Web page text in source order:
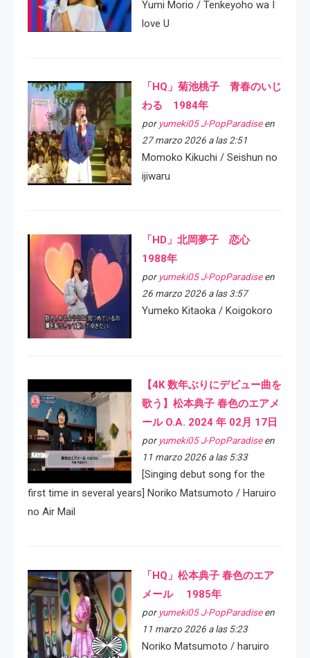
Yumi Morio / Tenkeyoho wa I
love U
「HQ」菊池桃子 青春のいじ
わる 1984年
por yumeki05 J-PopParadiseen
27 marzo 2026 a las 2:51
Momoko Kikuchi / Seishun no
ijiwaru
「HD」北岡夢子 恋心
1988年
por yumeki05 J-PopParadiseen
26 marzo 2026 a las 3:57
Yumeko Kitaoka / Koigokoro
【4K 数年ぶりにデビュー曲を
歌う】松本典子 春色のエアメ
ール O.A. 2024 年 02月 17日
por yumeki05 J-PopParadiseen
11 marzo 2026 a las 5:33
[Singing debut song for the
first time in several years] Noriko Matsumoto / Haruiro
no Air Mail
「HQ」松本典子 春色のエア
メール 1985年
por yumeki05 J-PopParadiseen
11 marzo 2026 a las 5:23
Noriko Matsumoto / haruiro